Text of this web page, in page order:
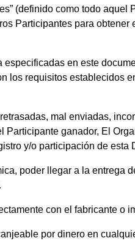
(definido como todo aquel
Participantes para obtener
en este
los requisitos establecidos
mal enviadas,
Participante ganador, El
y/o participación de esta
poder llegar a la entrega
con el fabricante o
por dinero en